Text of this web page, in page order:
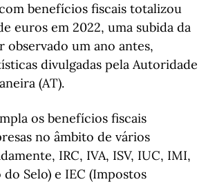
benefícios fiscais totalizou
euros em 2022, uma subida da
observado um ano antes,
divulgadas pela Autoridade
(AT).
os benefícios fiscais
no âmbito de vários
IRC, IVA, ISV, IUC, IMI,
Selo) e IEC (Impostos